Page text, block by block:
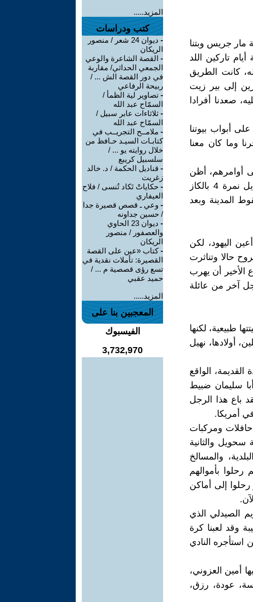
مار جريس وبتنا
تاركين اللد
كانت الطريق
إلى بير زيت
صعدنا أفرادا
أبواب بيوتنا
وما كان معنا
أوامرهم، أظن
أن المختار ومساعديه من عائلة الهنيدي وكرزون، فأشعلنا القناديل نمرة 4 بالكاز
المدينة وبعد
اليهود، لكن
حالا وتناثرت
الأخير أن يهرب
آخر من عائلة
طبيعية، لكنها
أولادها، نهيل
القديمة، الواقع
سليمان ضبيط
باع هذا الرجل
أمريكا.
ومركبات
والثانية
والمسالخ
رحلوا بأموالهم
رحلوا إلى أماكن
الصيدلي الذي
وقد لعبنا كرة
النادي
أمين العزوني،
عودة، رزق،
المزيد.....
كتب ودراسات
-
ديوان 24 شعر / منصور
الريكان
- القصة الشاعرة والوعي
الجمعي الحداثي/ مقاربة
في دور القصة الش ... /
ربيحة الرفاعي
- تصاوير لية الظمأ /
السمّاح عبد الله
- ثلاثاءات عابر سبيل /
السمّاح عبد الله
- ملامــح التجريــب في
كتابـات السيـد حـافظ من
خلال روايته يو ... /
سلسبيل كريبع
- قناديل الحكمة / د. خالد
زغريت
- حكاياتْ تَكاد تُنسى / فلاح
العيفاري
- وعي ـ قصص قصيرة جدا
/ حسين جداونه
-
ديوان 23 الحاوي
والعصفور / منصور
الريكان
-كتاب «عين على القصة
القصيرة: تأملات نقدية في
تسع رؤى قصصية م ... /
حميد عقبي
المزيد.....
المعجبين بنا على
الفيسبوك
3,732,970